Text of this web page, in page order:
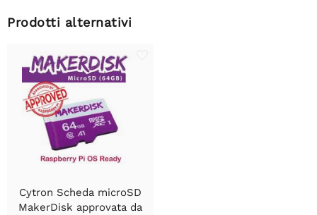
Prodotti alternativi
Cytron Scheda microSD
MakerDisk approvata da